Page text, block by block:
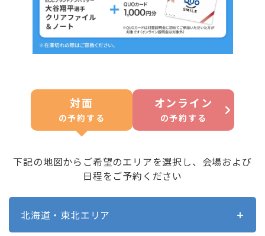
対面
の予約する
オンライン
の予約する
下記の地図からご希望のエリアを選択し、会場および
日程をご予約ください
北海道・東北エリア